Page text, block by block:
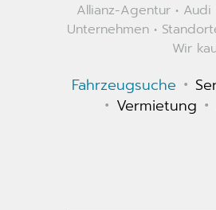
Allianz-Agentur • Audi
Unternehmen •
Wir
Fahrzeugsuche •
• Vermietung •